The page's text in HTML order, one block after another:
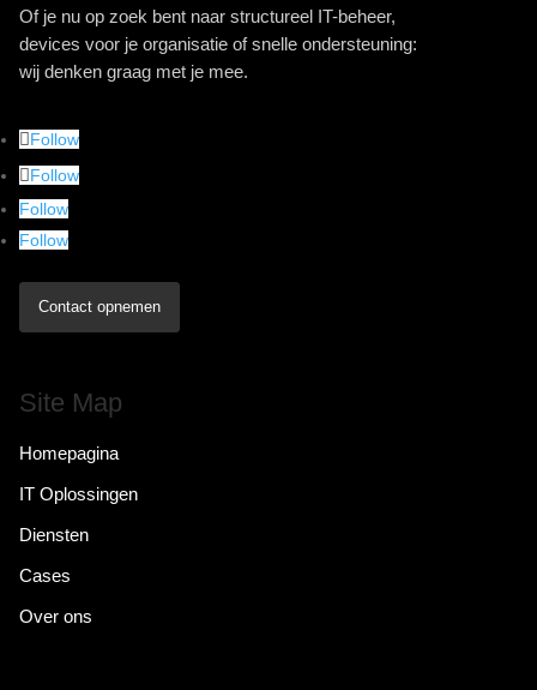
Of je nu op zoek bent naar structureel IT-beheer,
devices voor je organisatie of snelle ondersteuning:
wij denken graag met je mee.
Follow
Follow
Follow
Follow
Contact opnemen
Site Map
Homepagina
IT Oplossingen
Diensten
Cases
Over ons